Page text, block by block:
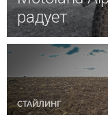
радует
СТАЙЛИНГ